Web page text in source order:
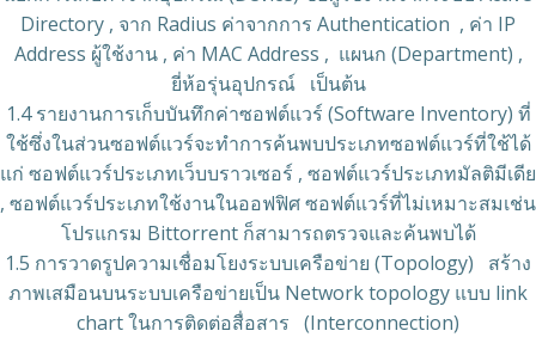
Directory , จาก Radius ค่าจากการ Authentication , ค่า IP
Address ผู้ใช้งาน , ค่า MAC Address , แผนก (Department) ,
ยี่ห้อรุ่นอุปกรณ์ เป็นต้น
1.4 รายงานการเก็บบันทึกค่าซอฟต์แวร์ (Software Inventory) ที่
ใช้ซึ่งในส่วนซอฟต์แวร์จะทำการค้นพบประเภทซอฟต์แวร์ที่ใช้ได้
แก่ ซอฟต์แวร์ประเภทเว็บบราวเซอร์ , ซอฟต์แวร์ประเภทมัลติมีเดีย
, ซอฟต์แวร์ประเภทใช้งานในออฟฟิศ ซอฟต์แวร์ที่ไม่เหมาะสมเช่น
โปรแกรม Bittorrent ก็สามารถตรวจและค้นพบได้
1.5 การวาดรูปความเชื่อมโยงระบบเครือข่าย (Topology) สร้าง
ภาพเสมือนบนระบบเครือข่ายเป็น Network topology แบบ link
chart ในการติดต่อสื่อสาร (Interconnection)